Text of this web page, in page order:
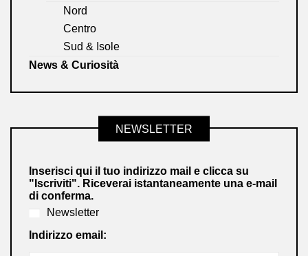
Nord
Centro
Sud & Isole
News & Curiosità
NEWSLETTER
Inserisci qui il tuo indirizzo mail e clicca su
"Iscriviti". Riceverai istantaneamente una e-mail
di conferma.
Newsletter
Indirizzo email: